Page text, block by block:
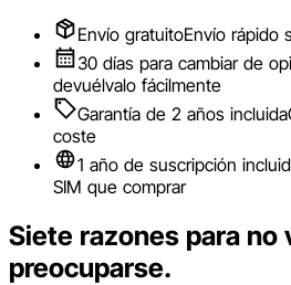
Envío gratuitoEnvío rápido
30 días para cambiar de
devuélvalo fácilmente
Garantía de 2 años incluida
coste
1 año de suscripción
SIM que comprar
Siete razones para no
preocuparse.